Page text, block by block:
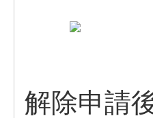
解除申請